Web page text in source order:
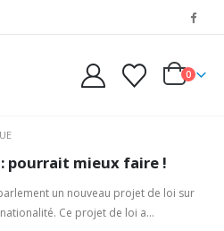
0
pourrait mieux faire !
un nouveau projet de loi sur
Ce projet de loi a...